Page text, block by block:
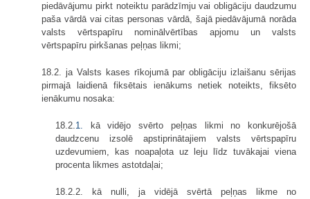
piedāvājumu pirkt noteiktu parādzīmju vai obligāciju daudzumu
paša vārdā vai citas personas vārdā, šajā piedāvājumā norāda
valsts vērtspapīru nominālvērtības apjomu un valsts
vērtspapīru pirkšanas peļņas likmi;
18.2. ja Valsts kases rīkojumā par obligāciju izlaišanu sērijas
pirmajā laidienā fiksētais ienākums netiek noteikts, fiksēto
ienākumu nosaka:
18.2.1.
kā vidējo svērto peļņas likmi no konkurējošā
daudzcenu izsolē apstiprinātajiem valsts vērtspapīru
uzdevumiem, kas noapaļota uz leju līdz tuvākajai viena
procenta likmes astotdaļai;
18.2.2. kā nulli, ja vidējā svērtā peļņas likme no